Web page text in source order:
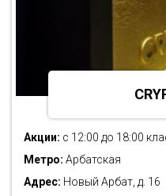
Акции: с 12:00 до 18:00
Метро: Арбатская
Адрес: Новый Арбат, д. 16